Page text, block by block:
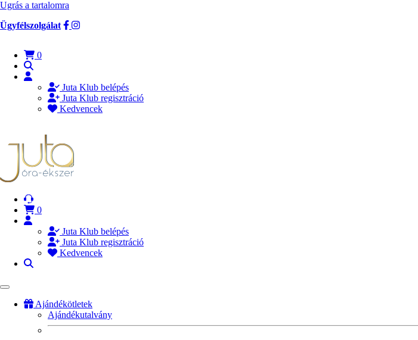
Ugrás a tartalomra
Ügyfélszolgálat
0
Juta Klub belépés
Juta Klub regisztráció
Kedvencek
0
Juta Klub belépés
Juta Klub regisztráció
Kedvencek
Ajándékötletek
Ajándékutalvány